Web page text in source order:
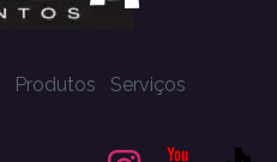
Produtos Serviços